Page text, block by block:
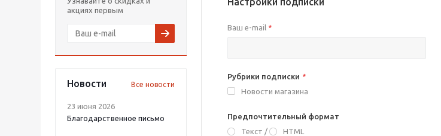
акциях первым
Новости Все новости
23 июня 2026
Благодарственное письмо
Ваш e-mail *
Рубрики подписки *
Новости магазина
Предпочтительный формат
Текст / HTML